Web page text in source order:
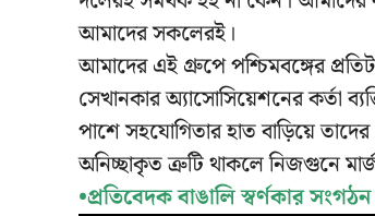
আমাদের সকলেরই।
আমাদের এই গ্রুপে পশ্চিমবঙ্গের
সেখানকার অ্যাসোসিয়েশনের কর্তা
পাশে সহযোগিতার হাত বাড়িয়ে
অনিচ্ছাকৃত ত্রুটি থাকলে নিজগুনে
•প্রতিবেদক বাঙালি স্বর্ণকার